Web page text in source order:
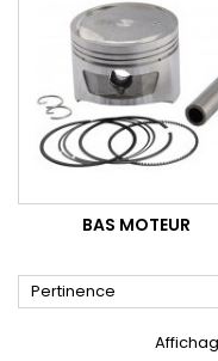
BAS MOTEUR
Pertinence